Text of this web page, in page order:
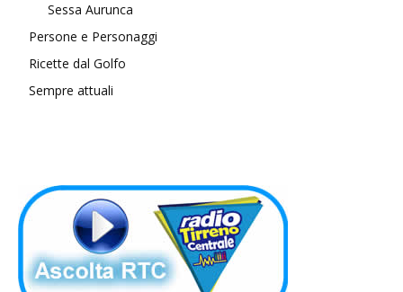
Sessa Aurunca
Persone e Personaggi
Ricette dal Golfo
Sempre attuali